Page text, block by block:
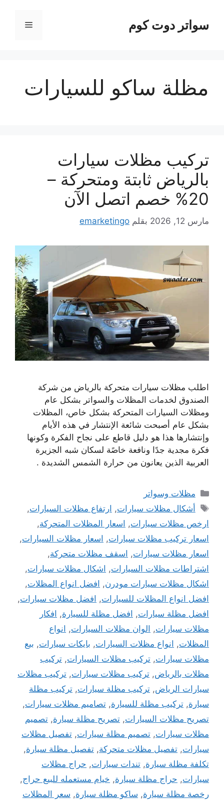
المحتوىسواتر دوت كوم القائمة
مظلة ساكو للسيارات
تركيب مظلات سيارات
بالرياض ثابتة ومتحركة –
20% خصم اتصل الآن
مارس 12, 2026 بقلم emarketingo
اطلب مظلات سيارات متحركة بالرياض من شركة
الصندوق لخدمات المظلات والسواتر بشكل عام
ومظلات السيارات المتحركة بشكل خاص، المظلات
بشكل عام أصبحت شائعة الإنتشار في هذه الأيام
وإنتشارها هذا هو دليل قاطع على نجاح الفكرة وكونها
فكرة مجدية جدًا ونافعة خاصًة لسكان شبه الجزيرة
العربية الذين يعانون من حرارة الشمس الشديدة .
التصنيفات
مظلات وسواتر
الوسوم
أشكال مظلات سيارات, ارتفاع مظلات السيارات,
ارخص مظلات سيارات, اسعار المظلات المتحركة,
اسعار تركيب مظلات سيارات, اسعار مظلات السيارات,
اسعار مظلات سيارات, اسقف مظلات متحركة,
اشتراطات مظلات السيارات, اشكال مظلات سيارات,
اشكال مظلات سيارات مودرن, افضل انواع المظلات,
افضل انواع المظلات للسيارات, افضل مظلات سيارات,
افضل مظلة سيارات, افضل مظلة للسيارة, افكار
مظلات سيارات, الوان مظلات السيارات, انواع
المظلات, انواع مظلات السيارات, بايكات سيارات, بيع
مظلات سيارات, تركيب مظلات السيارات, تركيب
مظلات بالرياض, تركيب مظلات سيارات, تركيب مظلات
سيارات الرياض, تركيب مظلة سيارات, تركيب مظلة
سيارة, تركيب مظلة للسيارة, تصاميم مظلات سيارات,
تصريح مظلات السيارات, تصريح مظلة سيارة, تصميم
مظلات سيارات, تصميم مظلة سيارات, تفصيل مظلات
سيارات, تفصيل مظلات متحركة, تفصيل مظلة سيارة,
تكلفة مظلة سيارة, تندات سيارات, حراج مظلات
سيارات, حراج مظلة سيارة, خيام مستعمله للبيع حراج,
رخصة مظلة سيارة, ساكو مظلة سيارة, سعر المظلات